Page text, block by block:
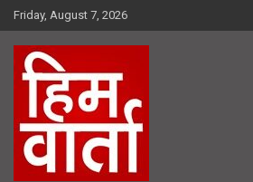
Skip
to
content
Friday, August 7, 2026